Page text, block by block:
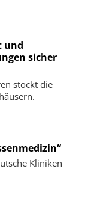
und
sicher
stockt die
Kliniken